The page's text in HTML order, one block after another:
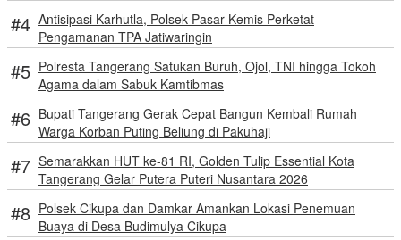
Antisipasi Karhutla, Polsek Pasar Kemis Perketat
Pengamanan TPA Jatiwaringin
Polresta Tangerang Satukan Buruh, Ojol, TNI hingga Tokoh
Agama dalam Sabuk Kamtibmas
Bupati Tangerang Gerak Cepat Bangun Kembali Rumah
Warga Korban Puting Beliung di Pakuhaji
Semarakkan HUT ke-81 RI, Golden Tulip Essential Kota
Tangerang Gelar Putera Puteri Nusantara 2026
Polsek Cikupa dan Damkar Amankan Lokasi Penemuan
Buaya di Desa Budimulya Cikupa